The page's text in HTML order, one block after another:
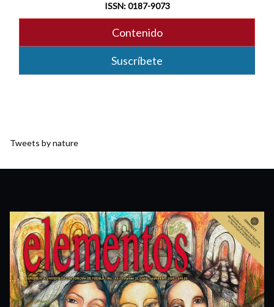
ISSN: 0187-9073
Contenido
Suscríbete
Tweets by nature